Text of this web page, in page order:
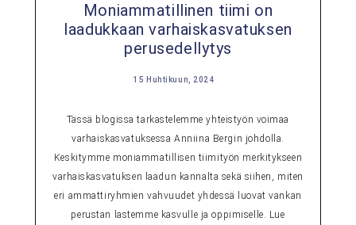
Moniammatillinen tiimi on
laadukkaan varhaiskasvatuksen
perusedellytys
15 Huhtikuun, 2024
Tässä blogissa tarkastelemme yhteistyön voimaa
varhaiskasvatuksessa Anniina Bergin johdolla.
Keskitymme moniammatillisen tiimityön merkitykseen
varhaiskasvatuksen laadun kannalta sekä siihen, miten
eri ammattiryhmien vahvuudet yhdessä luovat vankan
perustan lastemme kasvulle ja oppimiselle. Lue